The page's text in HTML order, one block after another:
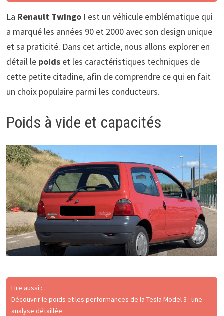
La Renault Twingo I est un véhicule emblématique qui
a marqué les années 90 et 2000 avec son design unique
et sa praticité. Dans cet article, nous allons explorer en
détail le poidset les caractéristiques techniques de
cette petite citadine, afin de comprendre ce qui en fait
un choix populaire parmi les conducteurs.
Poids à vide et capacités
Lire aussi :
Découvrir le poids et les performances de la Tesla Model 3 : une
analyse détaillée